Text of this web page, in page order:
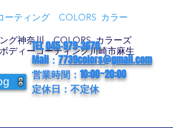
ーティング COLORS カラー
グ神奈川 COLORS カラーズ
ィーコーティング川崎市麻生
TEL 045-979-3670
Mail：7739colors@gmail.com
営業時間：10:00~20:00
定休日：不定休